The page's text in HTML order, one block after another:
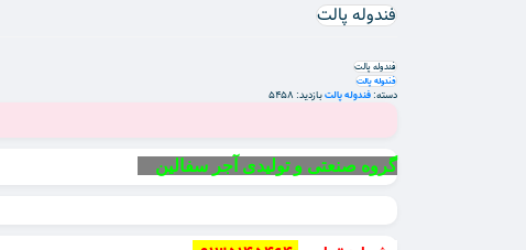
فندوله پالت
فندوله پالت
فندوله پالت
دسته: فندوله پالتبازدید: 5458
گروه صنعتی و تولیدی آجر سفالین